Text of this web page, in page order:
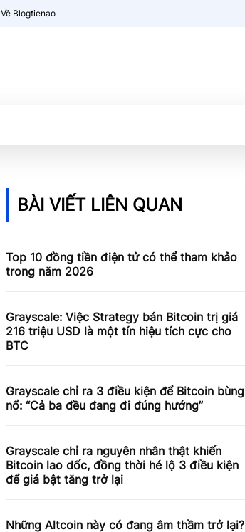
Về Blogtienao
BÀI VIẾT LIÊN QUAN
Top 10 đồng tiền điện tử có thể tham khảo
trong năm 2026
Grayscale: Việc Strategy bán Bitcoin trị giá
216 triệu USD là một tín hiệu tích cực cho
BTC
Grayscale chỉ ra 3 điều kiện để Bitcoin bùng
nổ: “Cả ba đều đang đi đúng hướng”
Grayscale chỉ ra nguyên nhân thật khiến
Bitcoin lao dốc, đồng thời hé lộ 3 điều kiện
để giá bật tăng trở lại
Những Altcoin này có đang âm thầm trở lại?